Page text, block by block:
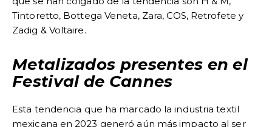
Tintoretto, Bottega Veneta, Zara, COS, Retrofete y
Zadig & Voltaire.
Metalizados presentes en el
Festival de Cannes
Esta tendencia que ha marcado la industria textil
mexicana en 2023 generó aún más impacto al ser